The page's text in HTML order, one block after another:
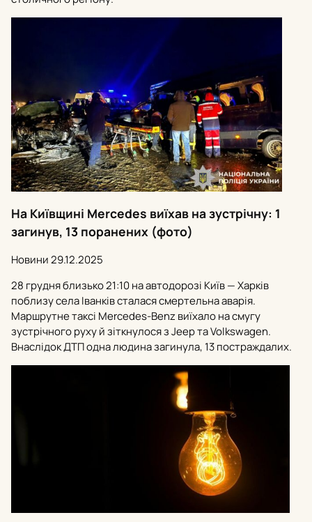
На Київщині Mercedes виїхав на зустрічну: 1
загинув, 13 поранених (фото)
Новини29.12.2025
28 грудня близько 21:10 на автодорозі Київ — Харків
поблизу села Іванків сталася смертельна аварія.
Маршрутне таксі Mercedes-Benz виїхало на смугу
зустрічного руху й зіткнулося з Jeep та Volkswagen.
Внаслідок ДТП одна людина загинула, 13 постраждалих.